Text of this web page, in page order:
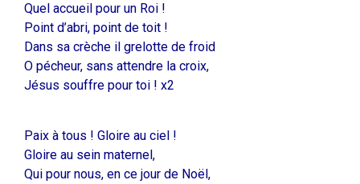
Quel accueil pour un Roi !
Point d’abri, point de toit !
Dans sa crèche il grelotte de froid
O pécheur, sans attendre la croix,
Jésus souffre pour toi ! x2
Paix à tous ! Gloire au ciel !
Gloire au sein maternel,
Qui pour nous, en ce jour de Noël,